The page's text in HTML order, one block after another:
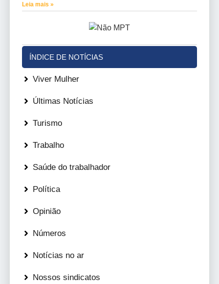
Leia mais »
ÍNDICE DE NOTÍCIAS
Viver Mulher
Últimas Notícias
Turismo
Trabalho
Saúde do trabalhador
Política
Opinião
Números
Notícias no ar
Nossos sindicatos